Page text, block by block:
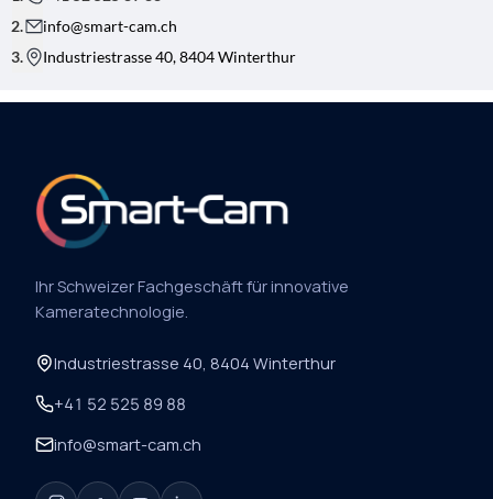
info@smart-cam.ch
Industriestrasse 40, 8404 Winterthur
Ihr Schweizer Fachgeschäft für innovative
Kameratechnologie.
Industriestrasse 40, 8404 Winterthur
+41 52 525 89 88
info@smart-cam.ch